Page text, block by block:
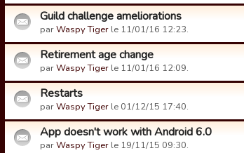
Guild challenge ameliorations
parWaspy Tiger le 11/01/16 12:23.
Retirement age change
parWaspy Tiger le 11/01/16 12:09.
Restarts
parWaspy Tiger le 01/12/15 17:40.
App doesn't work with Android 6.0
parWaspy Tiger le 19/11/15 09:30.